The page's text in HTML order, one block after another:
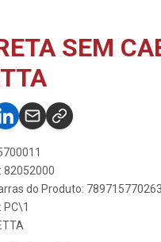
SEM
82052000
do Produto:
PC\1